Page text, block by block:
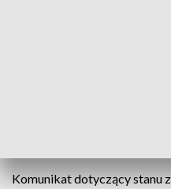
Komunikat dotyczący stanu